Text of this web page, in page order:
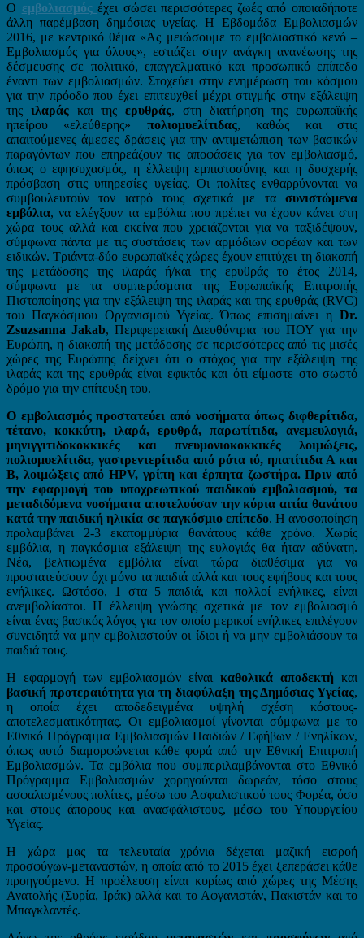
Ο εμβολιασμός έχει σώσει περισσότερες ζωές από οποιαδήποτε
άλλη παρέμβαση δημόσιας υγείας. Η Εβδομάδα Εμβολιασμών
2016, με κεντρικό θέμα «Ας μειώσουμε το εμβολιαστικό κενό –
Εμβολιασμός για όλους», εστιάζει στην ανάγκη ανανέωσης της
δέσμευσης σε πολιτικό, επαγγελματικό και προσωπικό επίπεδο
έναντι των εμβολιασμών. Στοχεύει στην ενημέρωση του κόσμου
για την πρόοδο που έχει επιτευχθεί μέχρι στιγμής στην εξάλειψη
της ιλαράςκαι της ερυθράς, στη διατήρηση της ευρωπαϊκής
ηπείρου «ελεύθερης» πολιομυελίτιδας, καθώς και στις
απαιτούμενες άμεσες δράσεις για την αντιμετώπιση των βασικών
παραγόντων που επηρεάζουν τις αποφάσεις για τον εμβολιασμό,
όπως ο εφησυχασμός, η έλλειψη εμπιστοσύνης και η δυσχερής
πρόσβαση στις υπηρεσίες υγείας. Οι πολίτες ενθαρρύνονται να
συμβουλευτούν τον ιατρό τους σχετικά με τα συνιστώμενα
εμβόλια, να ελέγξουν τα εμβόλια που πρέπει να έχουν κάνει στη
χώρα τους αλλά και εκείνα που χρειάζονται για να ταξιδέψουν,
σύμφωνα πάντα με τις συστάσεις των αρμόδιων φορέων και των
ειδικών. Τριάντα-δύο ευρωπαϊκές χώρες έχουν επιτύχει τη διακοπή
της μετάδοσης της ιλαράς ή/και της ερυθράς το έτος 2014,
σύμφωνα με τα συμπεράσματα της Ευρωπαϊκής Επιτροπής
Πιστοποίησης για την εξάλειψη της ιλαράς και της ερυθράς (RVC)
του Παγκόσμιου Οργανισμού Υγείας. Όπως επισημαίνει η Dr.
Zsuzsanna Jakab, Περιφερειακή Διευθύντρια του ΠΟΥ για την
Ευρώπη, η διακοπή της μετάδοσης σε περισσότερες από τις μισές
χώρες της Ευρώπης δείχνει ότι ο στόχος για την εξάλειψη της
ιλαράς και της ερυθράς είναι εφικτός και ότι είμαστε στο σωστό
δρόμο για την επίτευξη του.
Ο εμβολιασμός προστατεύει από νοσήματα όπως διφθερίτιδα,
τέτανο, κοκκύτη, ιλαρά, ερυθρά, παρωτίτιδα, ανεμευλογιά,
μηνιγγιτιδοκοκκικές και πνευμονιοκοκκικές λοιμώξεις,
πολιομυελίτιδα, γαστρεντερίτιδα από ρότα ιό, ηπατίτιδα Α και
Β, λοιμώξεις από HPV, γρίπη και έρπητα ζωστήρα. Πριν από
την εφαρμογή του υποχρεωτικού παιδικού εμβολιασμού, τα
μεταδιδόμενα νοσήματα αποτελούσαν την κύρια αιτία θανάτου
κατά την παιδική ηλικία σε παγκόσμιο επίπεδο. Η ανοσοποίηση
προλαμβάνει 2-3 εκατομμύρια θανάτους κάθε χρόνο. Χωρίς
εμβόλια, η παγκόσμια εξάλειψη της ευλογιάς θα ήταν αδύνατη.
Νέα, βελτιωμένα εμβόλια είναι τώρα διαθέσιμα για να
προστατεύσουν όχι μόνο τα παιδιά αλλά και τους εφήβους και τους
ενήλικες. Ωστόσο, 1 στα 5 παιδιά, και πολλοί ενήλικες, είναι
ανεμβολίαστοι. Η έλλειψη γνώσης σχετικά με τον εμβολιασμό
είναι ένας βασικός λόγος για τον οποίο μερικοί ενήλικες επιλέγουν
συνειδητά να μην εμβολιαστούν οι ίδιοι ή να μην εμβολιάσουν τα
παιδιά τους.
Η εφαρμογή των εμβολιασμών είναι καθολικά αποδεκτή και
βασική προτεραιότητα για τη διαφύλαξη της Δημόσιας Υγείας,
η οποία έχει αποδεδειγμένα υψηλή σχέση κόστους-
αποτελεσματικότητας. Οι εμβολιασμοί γίνονται σύμφωνα με το
Εθνικό Πρόγραμμα Εμβολιασμών Παιδιών / Εφήβων / Ενηλίκων,
όπως αυτό διαμορφώνεται κάθε φορά από την Εθνική Επιτροπή
Εμβολιασμών. Τα εμβόλια που συμπεριλαμβάνονται στο Εθνικό
Πρόγραμμα Εμβολιασμών χορηγούνται δωρεάν, τόσο στους
ασφαλισμένους πολίτες, μέσω του Ασφαλιστικού τους Φορέα, όσο
και στους άπορους και ανασφάλιστους, μέσω του Υπουργείου
Υγείας.
Η χώρα μας τα τελευταία χρόνια δέχεται μαζική εισροή
προσφύγων-μεταναστών, η οποία από το 2015 έχει ξεπεράσει κάθε
προηγούμενο. Η προέλευση είναι κυρίως από χώρες της Μέσης
Ανατολής (Συρία, Ιράκ) αλλά και το Αφγανιστάν, Πακιστάν και το
Μπαγκλαντές.